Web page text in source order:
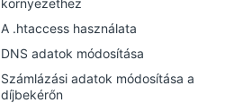
környezethez
A .htaccess használata
DNS adatok módosítása
Számlázási adatok módosítása a
díjbekérőn